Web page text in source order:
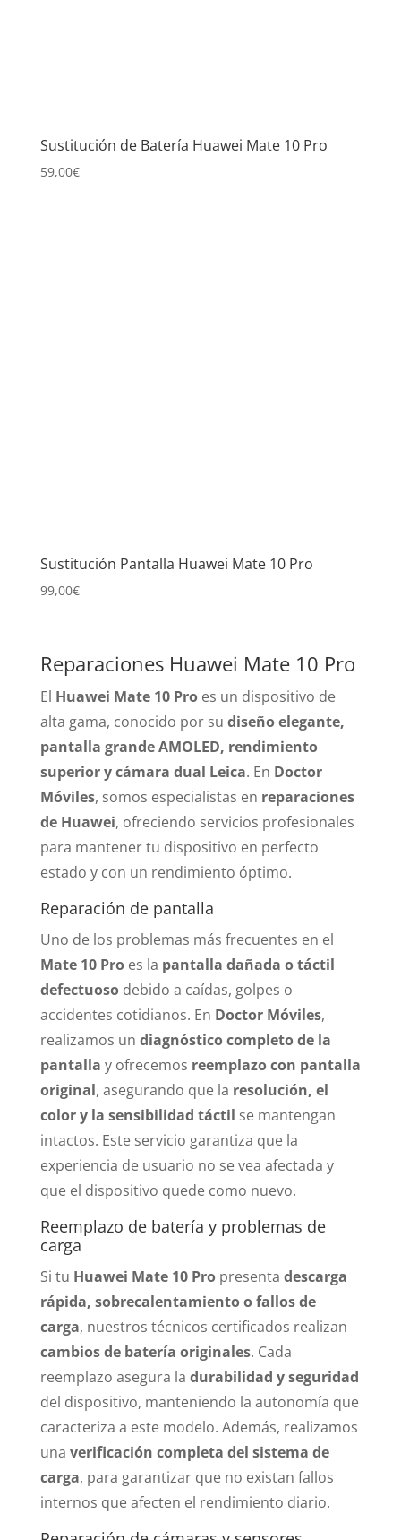
Sustitución de Batería Huawei Mate 10 Pro
59,00€
Sustitución Pantalla Huawei Mate 10 Pro
99,00€
Reparaciones Huawei Mate 10 Pro
El Huawei Mate 10 Proes un dispositivo de
alta gama, conocido por su diseño elegante,
pantalla grande AMOLED, rendimiento
superior y cámara dual Leica. En Doctor
Móviles, somos especialistas en reparaciones
de Huawei, ofreciendo servicios profesionales
para mantener tu dispositivo en perfecto
estado y con un rendimiento óptimo.
Reparación de pantalla
Uno de los problemas más frecuentes en el
Mate 10 Proes la pantalla dañada o táctil
defectuosodebido a caídas, golpes o
accidentes cotidianos. En Doctor Móviles,
realizamos un diagnóstico completo de la
pantalla y ofrecemos reemplazo con pantalla
original, asegurando que la resolución, el
color y la sensibilidad táctil se mantengan
intactos. Este servicio garantiza que la
experiencia de usuario no se vea afectada y
que el dispositivo quede como nuevo.
Reemplazo de batería y problemas de
carga
Si tu Huawei Mate 10 Propresenta descarga
rápida, sobrecalentamiento o fallos de
carga, nuestros técnicos certificados realizan
cambios de batería originales. Cada
reemplazo asegura la durabilidad y seguridad
del dispositivo, manteniendo la autonomía que
caracteriza a este modelo. Además, realizamos
una verificación completa del sistema de
carga, para garantizar que no existan fallos
internos que afecten el rendimiento diario.